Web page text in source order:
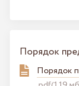
Порядок
Порядок